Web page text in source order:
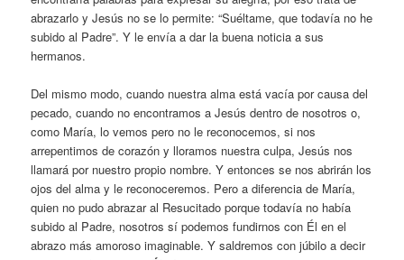
abrazarlo y Jesús no se lo permite: “Suéltame, que todavía no he
subido al Padre”. Y le envía a dar la buena noticia a sus
hermanos.
Del mismo modo, cuando nuestra alma está vacía por causa del
pecado, cuando no encontramos a Jesús dentro de nosotros o,
como María, lo vemos pero no le reconocemos, si nos
arrepentimos de corazón y lloramos nuestra culpa, Jesús nos
llamará por nuestro propio nombre. Y entonces se nos abrirán los
ojos del alma y le reconoceremos. Pero a diferencia de María,
quien no pudo abrazar al Resucitado porque todavía no había
subido al Padre, nosotros sí podemos fundirnos con Él en el
abrazo más amoroso imaginable. Y saldremos con júbilo a decir